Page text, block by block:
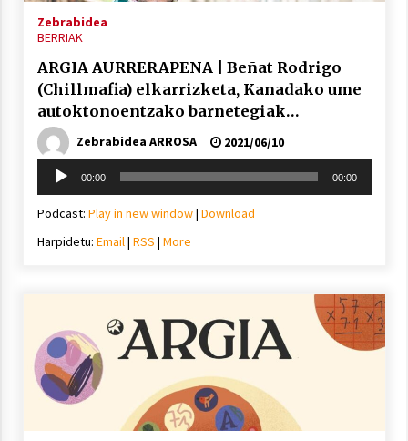
IX. topaketak
2021/10/04
Segura irratian Arrosaren 20 urteez
2021/07/22
Zebrabidea
BERRIAK
ARGIA AURRERAPENA | Beñat Rodrigo
(Chillmafia) elkarrizketa, Kanadako ume
autoktonoentzako barnetegiak
erreportajea eta Ekida elkarrizketa
Zebrabidea ARROSA
2021/06/10
Soinu
erreproduzigailua
00:00 00:00
Podcast: Play in new window| Download
Harpidetu: Email| RSS | More